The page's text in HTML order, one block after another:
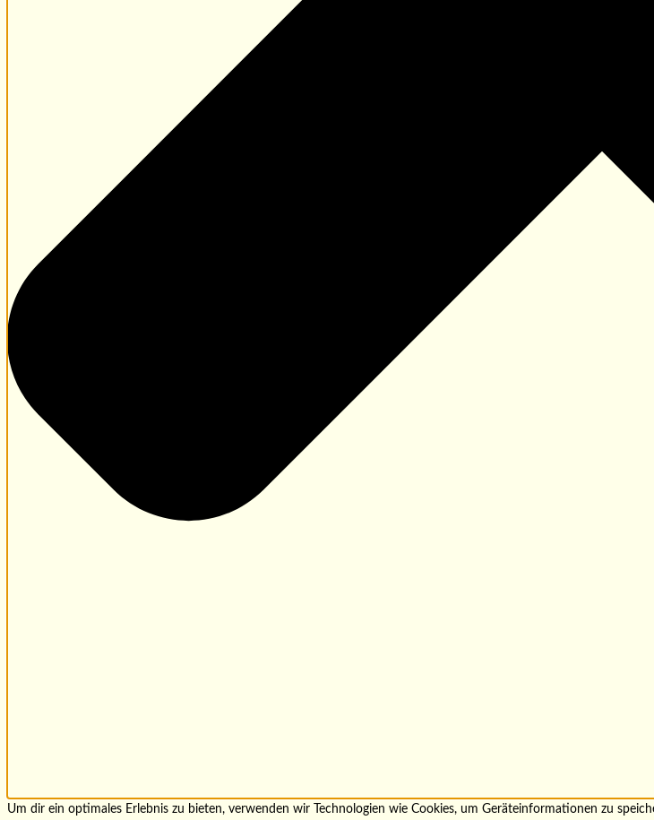
Um dir ein optimales Erlebnis zu bieten, verwenden wir Technologien wie Cookies, um Geräteinformationen zu